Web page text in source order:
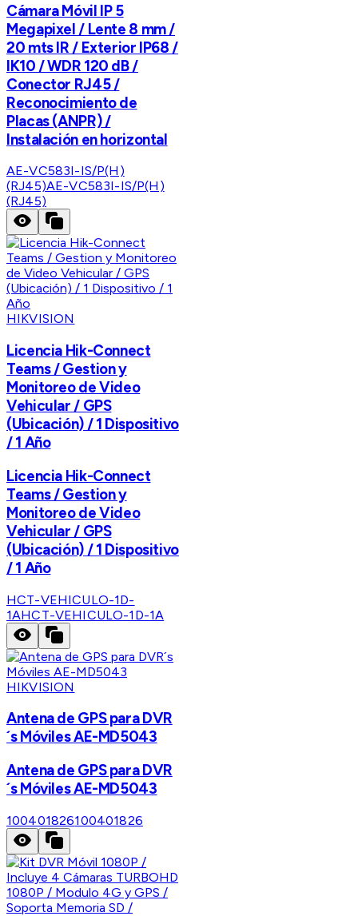
Cámara Móvil IP 5
Megapixel / Lente 8 mm /
20 mts IR / Exterior IP68 /
IK10 / WDR 120 dB /
Conector RJ45 /
Reconocimiento de
Placas (ANPR) /
Instalación en horizontal
AE-VC583I-IS/P(H)
(RJ45)AE-VC583I-IS/P(H)
(RJ45)
HIKVISION
Licencia Hik-Connect
Teams / Gestion y
Monitoreo de Video
Vehicular / GPS
(Ubicación) / 1 Dispositivo
/ 1 Año
Licencia Hik-Connect
Teams / Gestion y
Monitoreo de Video
Vehicular / GPS
(Ubicación) / 1 Dispositivo
/ 1 Año
HCT-VEHICULO-1D-
1AHCT-VEHICULO-1D-1A
HIKVISION
Antena de GPS para DVR
´s Móviles AE-MD5043
Antena de GPS para DVR
´s Móviles AE-MD5043
100401826100401826